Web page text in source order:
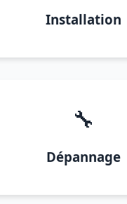
Installation
🔧
Dépannage